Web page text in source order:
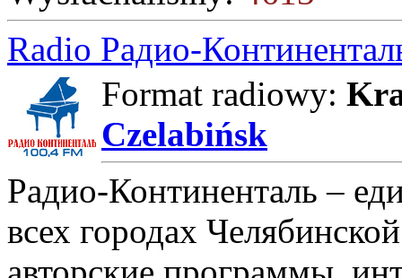
Radio Радио-
Format radiowy:
Czelabińsk
Радио-Континенталь –
всех городах